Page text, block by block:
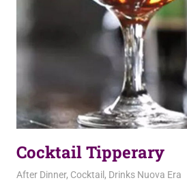
Cocktail Tipperary
2 Ottobre 2020
admin
After Dinner, Cocktail , Drinks Nuova Era